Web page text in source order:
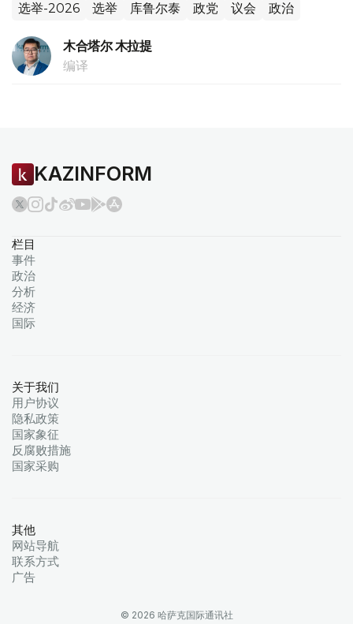
选举-2026 选举 库鲁尔泰 政党 议会 政治
木合塔尔 木拉提
编译
KAZINFORM
栏目
事件
政治
分析
经济
国际
关于我们
用户协议
隐私政策
国家象征
反腐败措施
国家采购
其他
网站导航
联系方式
广告
© 2026 哈萨克国际通讯社